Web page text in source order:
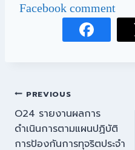
Facebook comment
PREVIOUS
O24 รายงานผลการ
ดำเนินการตามแผนปฏิบัติ
การป้องกันการทุจริตประจำ